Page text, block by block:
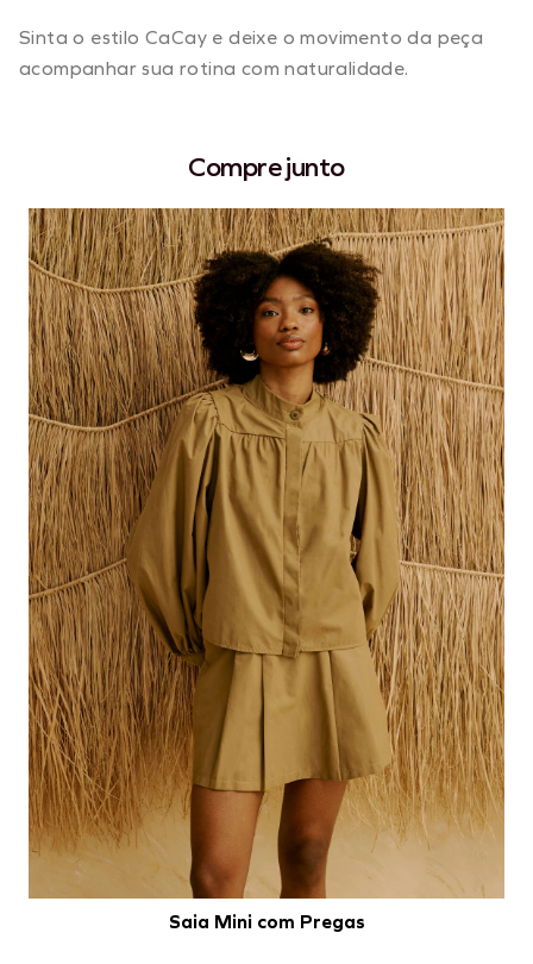
Sinta o estilo CaCay e deixe o movimento da peça
acompanhar sua rotina com naturalidade.
Compre junto
Saia Mini com Pregas